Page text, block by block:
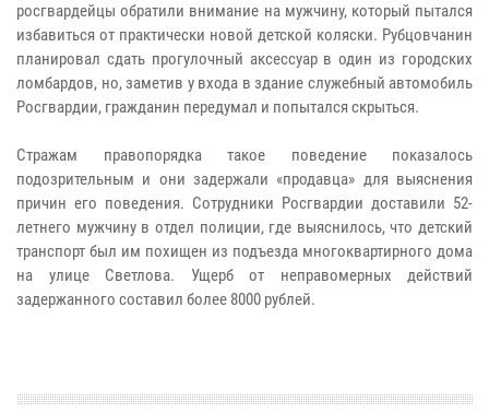
росгвардейцы обратили внимание на мужчину, который пытался
избавиться от практически новой детской коляски. Рубцовчанин
планировал сдать прогулочный аксессуар в один из городских
ломбардов, но, заметив у входа в здание служебный автомобиль
Росгвардии, гражданин передумал и попытался скрыться.
Стражам правопорядка такое поведение показалось
подозрительным и они задержали «продавца» для выяснения
причин его поведения. Сотрудники Росгвардии доставили 52-
летнего мужчину в отдел полиции, где выяснилось, что детский
транспорт был им похищен из подъезда многоквартирного дома
на улице Светлова. Ущерб от неправомерных действий
задержанного составил более 8000 рублей.